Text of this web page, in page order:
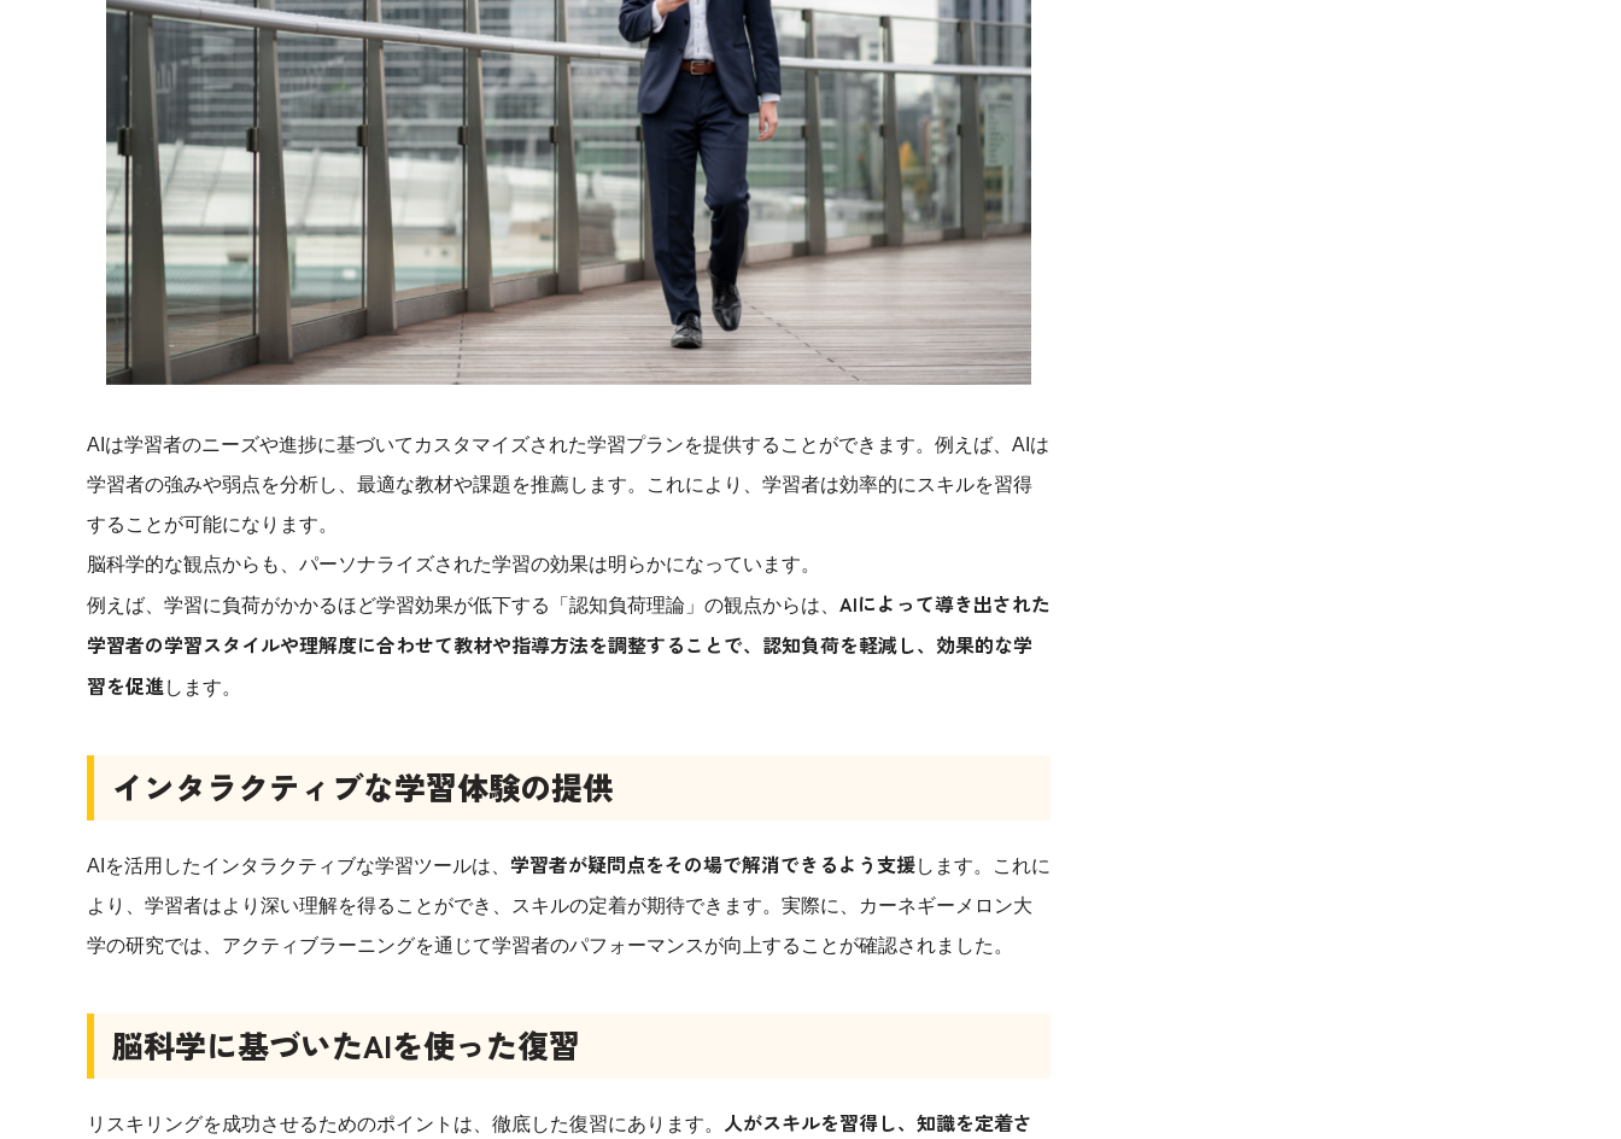
AIは学習者のニーズや進捗に基づいてカスタマイズされた学習プランを提供することができます。例えば、AIは
学習者の強みや弱点を分析し、最適な教材や課題を推薦します。これにより、学習者は効率的にスキルを習得
することが可能になります。
脳科学的な観点からも、パーソナライズされた学習の効果は明らかになっています。
例えば、学習に負荷がかかるほど学習効果が低下する「認知負荷理論」の観点からは、 AIによって導き出された
学習者の学習スタイルや理解度に合わせて教材や指導方法を調整することで、認知負荷を軽減し、効果的な学
習を促進 します。
インタラクティブな学習体験の提供
AIを活用したインタラクティブな学習ツールは、 学習者が疑問点をその場で解消できるよう支援します。これに
より、学習者はより深い理解を得ることができ、スキルの定着が期待できます。実際に、カーネギーメロン大
学の研究では、アクティブラーニングを通じて学習者のパフォーマンスが向上することが確認されました。
脳科学に基づいたAIを使った復習
リスキリングを成功させるためのポイントは、徹底した復習にあります。
人がスキルを習得し、知識を定着さ